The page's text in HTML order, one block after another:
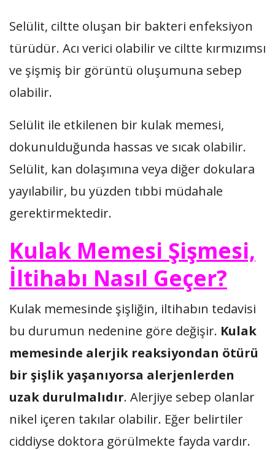
Selülit, ciltte oluşan bir bakteri enfeksiyon
türüdür. Acı verici olabilir ve ciltte kırmızımsı
ve şişmiş bir görüntü oluşumuna sebep
olabilir.
Selülit ile etkilenen bir kulak memesi,
dokunulduğunda hassas ve sıcak olabilir.
Selülit, kan dolaşımına veya diğer dokulara
yayılabilir, bu yüzden tıbbi müdahale
gerektirmektedir.
Kulak Memesi Şişmesi,
İltihabı Nasıl Geçer?
Kulak memesinde şişliğin, iltihabın tedavisi
bu durumun nedenine göre değişir. Kulak
memesinde alerjik reaksiyondan ötürü
bir şişlik yaşanıyorsa alerjenlerden
uzak durulmalıdır. Alerjiye sebep olanlar
nikel içeren takılar olabilir. Eğer belirtiler
ciddiyse doktora görülmekte fayda vardır.